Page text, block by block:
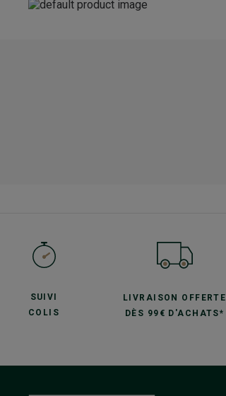
SUIVI
COLIS
LIVRAISON OFFERTE
DÈS 99€ D'ACHATS*